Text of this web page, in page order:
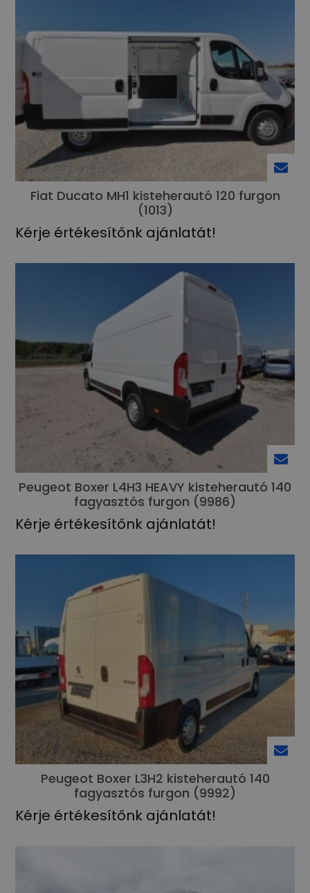
Fiat Ducato MH1 kisteherautó 120 furgon
(1013)
Kérje értékesítőnk ajánlatát!
Peugeot Boxer L4H3 HEAVY kisteherautó 140
fagyasztós furgon (9986)
Kérje értékesítőnk ajánlatát!
Peugeot Boxer L3H2 kisteherautó 140
fagyasztós furgon (9992)
Kérje értékesítőnk ajánlatát!